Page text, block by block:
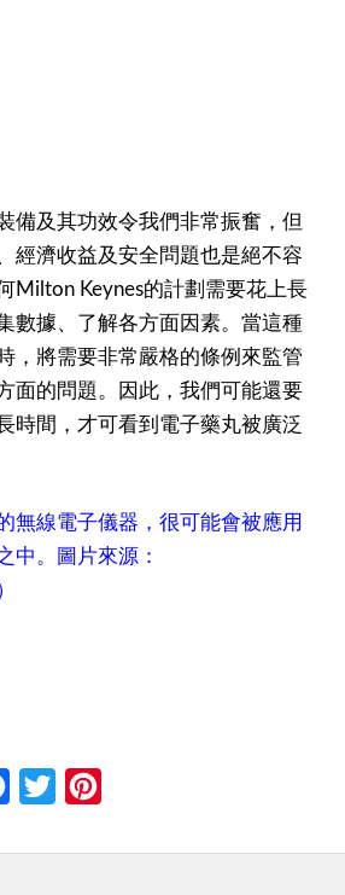
備及其功效令我們非常振奮，但
經濟收益及安全問題也是絕不容
Milton Keynes的計劃需要花上長
數據、了解各方面因素。當這種
，將需要非常嚴格的條例來監管
面的問題。因此，我們可能還要
時間，才可看到電子藥丸被廣泛
無線電子儀器，很可能會被應用
中。圖片來源：
Facebook
Twitter